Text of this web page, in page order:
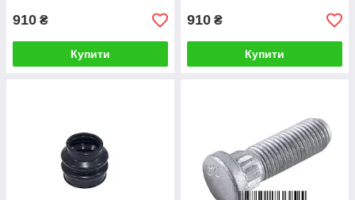
910 ₴
Купити
910 ₴
Купити